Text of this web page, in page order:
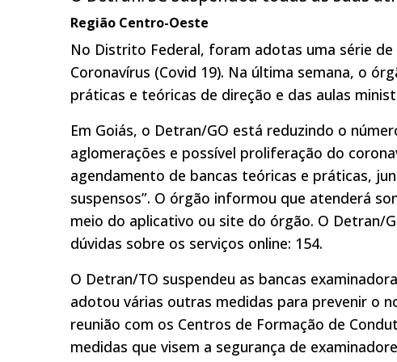
Região Centro-Oeste
No Distrito Federal, foram adotas uma série
Coronavírus (Covid 19). Na última semana, o
práticas e teóricas de direção e das aulas
Em Goiás, o Detran/GO está reduzindo o
aglomerações e possível proliferação do
agendamento de bancas teóricas e práticas,
suspensos”. O órgão informou que atenderá
meio do aplicativo ou site do órgão. O Detran/
dúvidas sobre os serviços online: 154.
O Detran/TO suspendeu as bancas
adotou várias outras medidas para prevenir o
reunião com os Centros de Formação de
medidas que visem a segurança de